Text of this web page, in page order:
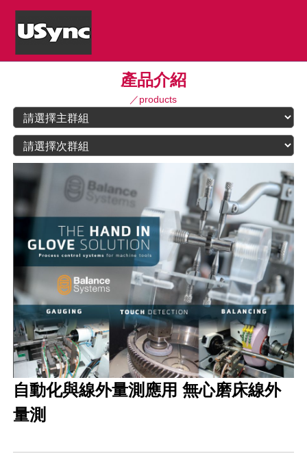
產品介紹
／products
自動化與線外量測應用 無心磨床線外
量測